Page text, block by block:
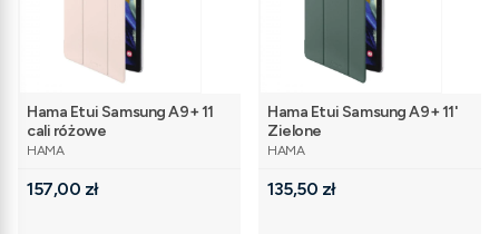
Hama Etui Samsung A9+ 11
cali różowe
PRODUCENT
HAMA
Cena
157,00 zł
Hama Etui Samsung A9+ 11'
Zielone
PRODUCENT
HAMA
Cena
135,50 zł